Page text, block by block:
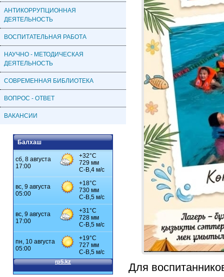
АНТИКОРРУПЦИОННАЯ
ДЕЯТЕЛЬНОСТЬ
ВОСПИТАТЕЛЬНАЯ РАБОТА
НАУЧНО - МЕТОДИЧЕСКАЯ
ДЕЯТЕЛЬНОСТЬ
СОВРЕМЕННАЯ БИБЛИОТЕКА
ВОПРОС - ОТВЕТ
ВАКАНСИИ
Балхаш
Для